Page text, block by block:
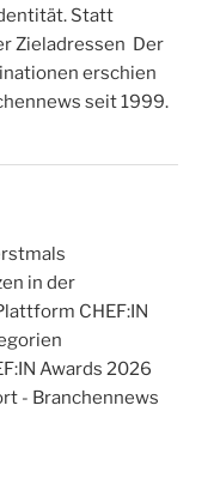
Statt
Zieladressen Der
erschien
seit 1999.
in der
CHEF:IN
Awards 2026
- Branchennews